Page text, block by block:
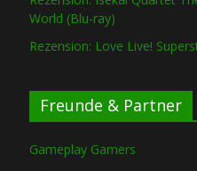
World (Blu-ray)
Rezension: Love Live!
Freunde & Partner
Gameplay Gamers